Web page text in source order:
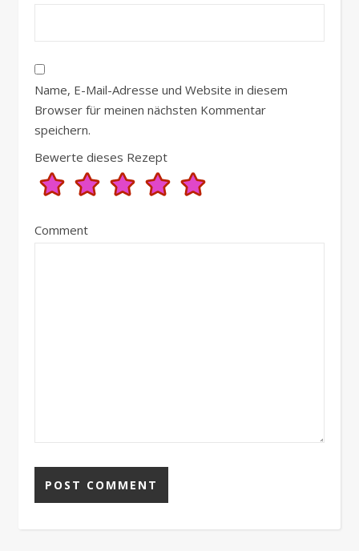
Name, E-Mail-Adresse und Website in diesem
Browser für meinen nächsten Kommentar
speichern.
Bewerte dieses Rezept
Comment